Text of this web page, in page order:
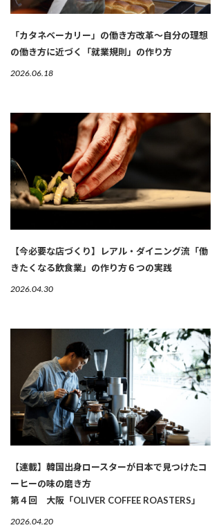
「カタネベーカリー」の働き方改革～自分の理想
の働き方に近づく「就業規則」の作り方
2026.06.18
【今必要な店づくり】レアル・ダイニング流「働
きたくなる飲食業」の作り方６つの実践
2026.04.30
【連載】韓国出身ロースターが日本で見つけたコ
ーヒーの味の磨き方
第４回 大阪「OLIVER COFFEE ROASTERS」
2026.04.20